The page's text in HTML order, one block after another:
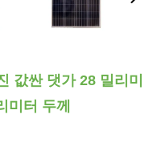
값싼 댓가 28 밀리미
미터 두께